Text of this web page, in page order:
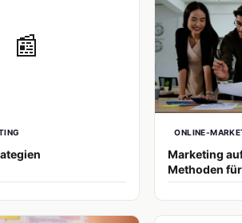
📰
ONLINE-
Marketing
Methoden